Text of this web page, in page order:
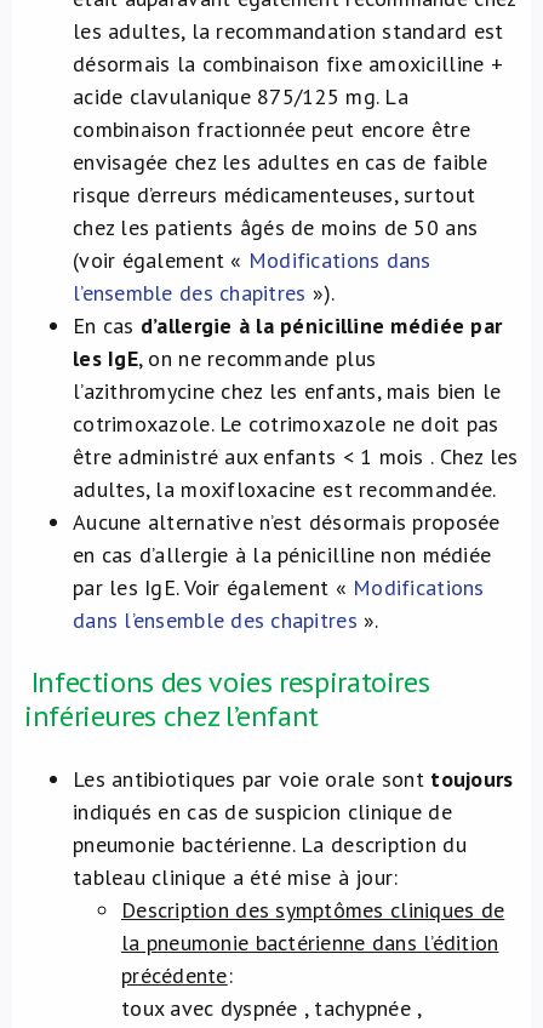
les adultes, la recommandation standard est
désormais la combinaison fixe amoxicilline +
acide clavulanique 875/125 mg. La
combinaison fractionnée peut encore être
envisagée chez les adultes en cas de faible
risque d’erreurs médicamenteuses, surtout
chez les patients âgés de moins de 50 ans
(voir également « Modifications dans
l’ensemble des chapitres »).
En cas d’allergie à la pénicilline médiée par
les IgE, on ne recommande plus
l’azithromycine chez les enfants, mais bien le
cotrimoxazole. Le cotrimoxazole ne doit pas
être administré aux enfants < 1 mois . Chez les
adultes, la moxifloxacine est recommandée.
Aucune alternative n’est désormais proposée
en cas d’allergie à la pénicilline non médiée
par les IgE. Voir également « Modifications
dans l’ensemble des chapitres ».
Infections des voies respiratoires
inférieures chez l’enfant
Les antibiotiques par voie orale sont toujours
indiqués en cas de suspicion clinique de
pneumonie bactérienne. La description du
tableau clinique a été mise à jour:
Description des symptômes cliniques de
la pneumonie bactérienne dans l’édition
précédente:
toux avec dyspnée , tachypnée ,